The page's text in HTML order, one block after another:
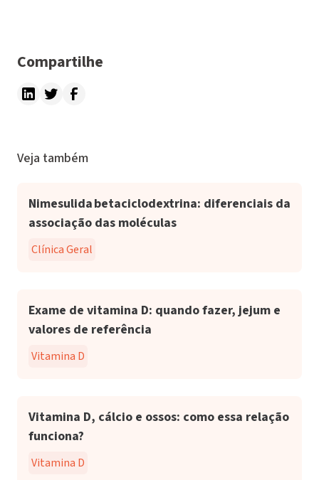
Compartilhe
Veja também
Nimesulida betaciclodextrina: diferenciais da
associação das moléculas
Clínica Geral
Exame de vitamina D: quando fazer, jejum e
valores de referência
Vitamina D
Vitamina D, cálcio e ossos: como essa relação
funciona?
Vitamina D